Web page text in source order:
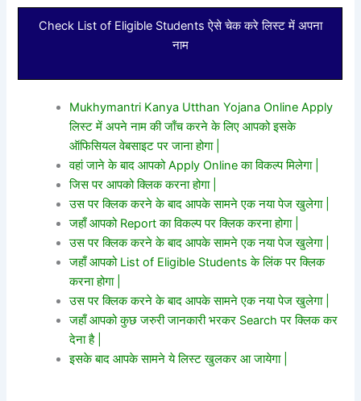
Check List of Eligible Students ऐसे चेक करे लिस्ट में अपना
नाम
Mukhymantri Kanya Utthan Yojana Online Apply
लिस्ट में अपने नाम की जाँच करने के लिए आपको इसके
ऑफिसियल वेबसाइट पर जाना होगा |
वहां जाने के बाद आपको Apply Online का विकल्प मिलेगा |
जिस पर आपको क्लिक करना होगा |
उस पर क्लिक करने के बाद आपके सामने एक नया पेज खुलेगा |
जहाँ आपको Report का विकल्प पर क्लिक करना होगा |
उस पर क्लिक करने के बाद आपके सामने एक नया पेज खुलेगा |
जहाँ आपको List of Eligible Students के लिंक पर क्लिक
करना होगा |
उस पर क्लिक करने के बाद आपके सामने एक नया पेज खुलेगा |
जहाँ आपको कुछ जरुरी जानकारी भरकर Search पर क्लिक कर
देना है |
इसके बाद आपके सामने ये लिस्ट खुलकर आ जायेगा |